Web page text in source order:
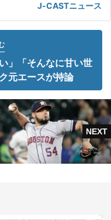
J-CASTニュース
」「そんなに甘い世
元エースが持論